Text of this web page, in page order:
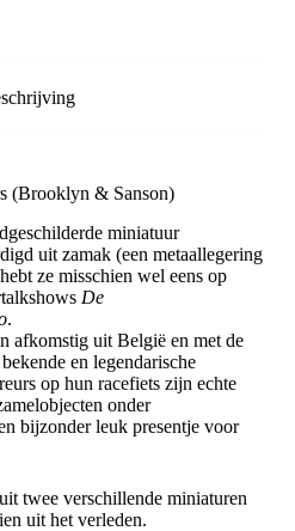
(Brooklyn & Sanson)
miniatuur
uit zamak (een metaallegering
ze misschien wel eens op
De
.
afkomstig uit België en met de
en legendarische
op hun racefiets zijn echte
onder
bijzonder leuk presentje voor
twee verschillende miniaturen
uit het verleden.